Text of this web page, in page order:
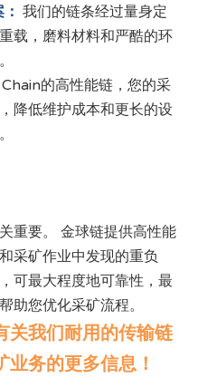
我们的链条经过量身定
载，磨料材料和严酷的环
的高性能链，您的采
降低维护成本和更长的设
重要。 金球链提供高性能
采矿作业中发现的重负
可最大程度地可靠性，最
助您优化采矿流程。
关我们耐用的传输链
务的更多信息！